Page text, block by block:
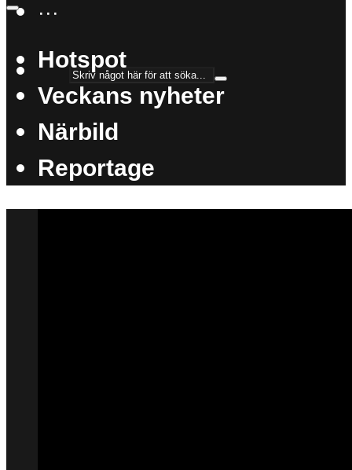
···
Hotspot
Veckans nyheter
Närbild
Reportage